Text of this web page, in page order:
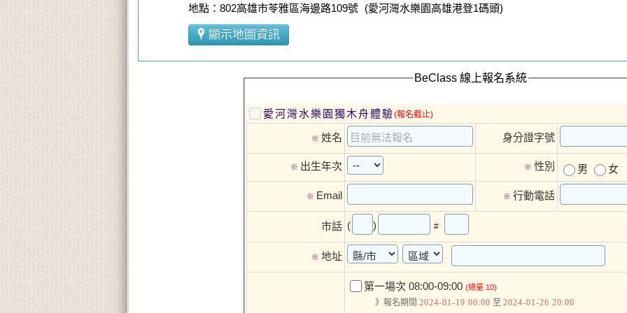
地點：802高雄市苓雅區海邊路109號 (愛河灣水樂園高雄港登1碼頭)
顯示地圖資訊
BeClass 線上報名系統
愛河灣水樂園獨木舟體驗(報名截止)
※ 姓名 身分證字號
※ 出生年次 ※ 性別 男 女
※ Email ※ 行動電話
市話 ( ) #
※ 地址
第一場次 08:00-09:00 (總量 10)
》報名期間 2024-01-19 00:00 至 2024-01-26 20:00